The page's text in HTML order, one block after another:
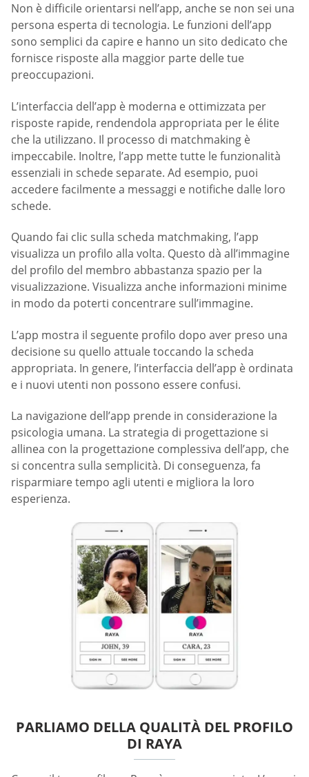
Non è difficile orientarsi nell’app, anche se non sei una
persona esperta di tecnologia. Le funzioni dell’app
sono semplici da capire e hanno un sito dedicato che
fornisce risposte alla maggior parte delle tue
preoccupazioni.
L’interfaccia dell’app è moderna e ottimizzata per
risposte rapide, rendendola appropriata per le élite
che la utilizzano. Il processo di matchmaking è
impeccabile. Inoltre, l’app mette tutte le funzionalità
essenziali in schede separate. Ad esempio, puoi
accedere facilmente a messaggi e notifiche dalle loro
schede.
Quando fai clic sulla scheda matchmaking, l’app
visualizza un profilo alla volta. Questo dà all’immagine
del profilo del membro abbastanza spazio per la
visualizzazione. Visualizza anche informazioni minime
in modo da poterti concentrare sull’immagine.
L’app mostra il seguente profilo dopo aver preso una
decisione su quello attuale toccando la scheda
appropriata. In genere, l’interfaccia dell’app è ordinata
e i nuovi utenti non possono essere confusi.
La navigazione dell’app prende in considerazione la
psicologia umana. La strategia di progettazione si
allinea con la progettazione complessiva dell’app, che
si concentra sulla semplicità. Di conseguenza, fa
risparmiare tempo agli utenti e migliora la loro
esperienza.
PARLIAMO DELLA QUALITÀ DEL PROFILO
DI RAYA